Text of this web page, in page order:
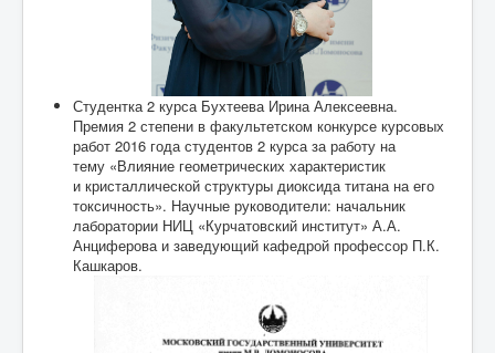
Студентка 2 курса Бухтеева Ирина Алексеевна.
Премия 2 степени в факультетском конкурсе курсовых
работ 2016 года студентов 2 курса за работу на
тему «Влияние геометрических характеристик
и кристаллической структуры диоксида титана на его
токсичность». Научные руководители: начальник
лаборатории НИЦ «Курчатовский институт» А.А.
Анциферова и заведующий кафедрой профессор П.К.
Кашкаров.